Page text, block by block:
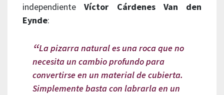
independienteVíctor Cárdenes Van den
Eynde:
La pizarra natural es una roca que no
necesita un cambio profundo para
convertirse en un material de cubierta.
Simplemente basta con labrarla en un